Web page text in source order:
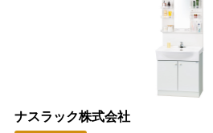
ナスラック株式会社